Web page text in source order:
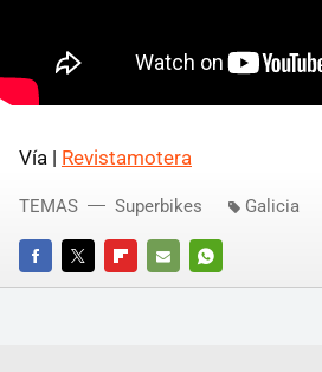
Vía | Revistamotera
FACEBOOKTWITTERFLIPBOARD
E-
WHATSAPP
TEMAS Superbikes Galicia